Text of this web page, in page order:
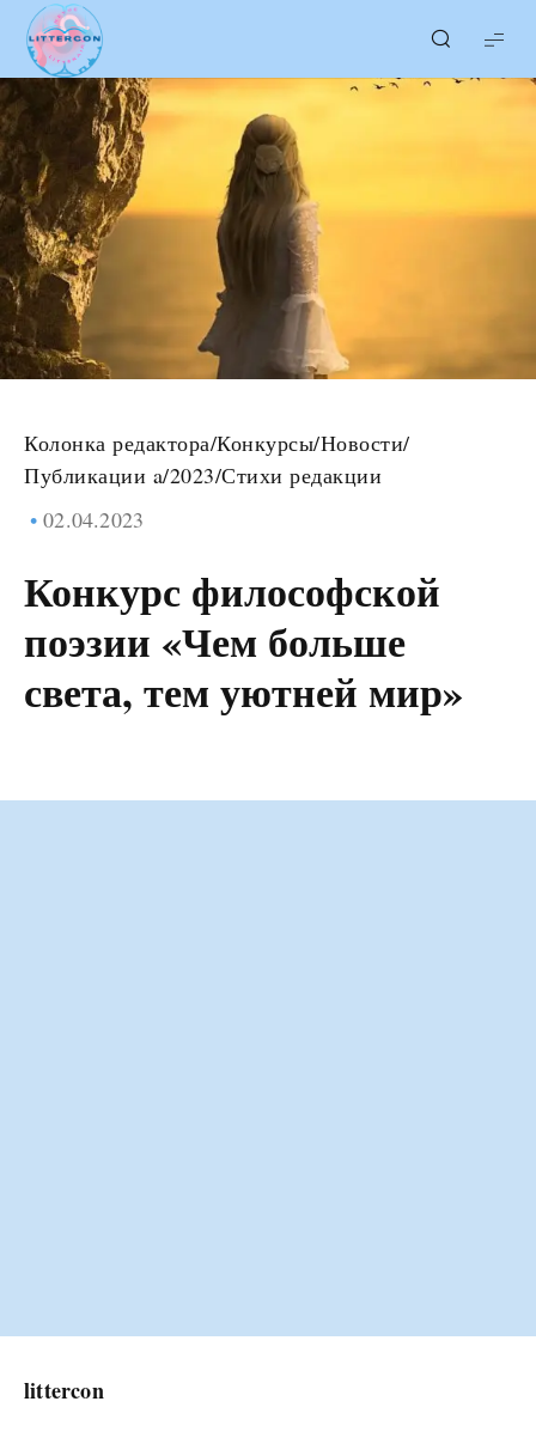
LITTERcon
Колонка редактора/Конкурсы/Новости/
Публикации a/2023/Стихи редакции
02.04.2023
Конкурс философской
поэзии «Чем больше
света, тем уютней мир»
littercon